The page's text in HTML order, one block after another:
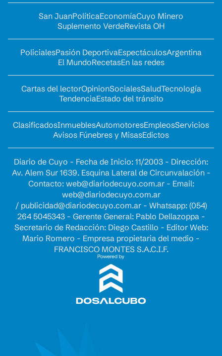
San JuanPolíticaEconomíaCuyo Minero
Suplemento VerdeRevista OH
PolicialesPasión DeportivaEspectáculosArgentina
El MundoRecetasEn las redes
Cartas del lectorOpinionSocialesSaludTecnología
TendenciaEstado del tránsito
ClasificadosInmueblesAutomotoresEmpleosServicios
Avisos Fúnebres y MisasEdictos
Diario de Cuyo - Fecha de Inicio: 11/2003 - Dirección:
Av. Alem Sur 1639. Esquina Lateral de Circunvalación -
Contacto: web@diariodecuyo.com.ar- Email:
web@diariodecuyo.com.ar
/ publicidad@diariodecuyo.com.ar- Whatsapp: (054)
264 5045343 - Gerente General: Pablo Dellazoppa -
Secretario de Redacción: Diego Castillo - Editor Web:
Mario Romero - Empresa propietaria del medio -
FRANCISCO MONTES S.A.C.I.F.